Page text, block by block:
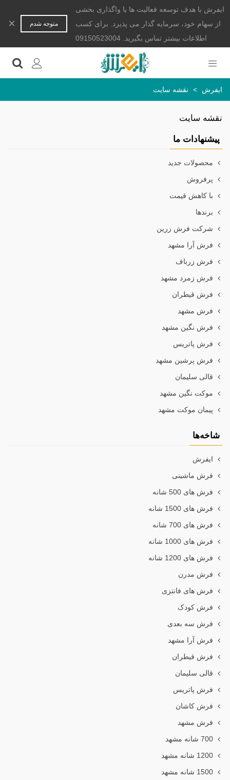
ایفرش با هدف توسعه فعالیت ها یا واگذاری بخشی
از سهام خود، سرمایه گذار می پذیرد. برای کسب
اطلاعات بیشتر تماس بگیرید. 09150523004
متوجه شدم ×
ایفرش > نقشه سایت
نقشه سایت
پیشنهادات ما
محصولات جدید
پرفروش
با کاهش قیمت
برندها
شرکت فرش زرین
فرش آرا مشهد
فرش زرباف
فرش زمرد مشهد
فرش قیطران
فرش مشهد
فرش نگین مشهد
فرش پاتریس
فرش پرشین مشهد
قالی سلیمان
موکت نگین مشهد
پیمان موکت مشهد
شاخه‌ها
ایفرش
فرش ماشینی
فرش های 500 شانه
فرش های 1500 شانه
فرش های 700 شانه
فرش های 1000 شانه
فرش های 1200 شانه
فرش مدرن
فرش های فانتزی
فرش کودک
فرش سه بعدی
فرش آرا مشهد
فرش قیطران
قالی سلیمان
فرش پاتریس
فرش کاشان
فرش مشهد
700 شانه مشهد
1200 شانه مشهد
1500 شانه مشهد